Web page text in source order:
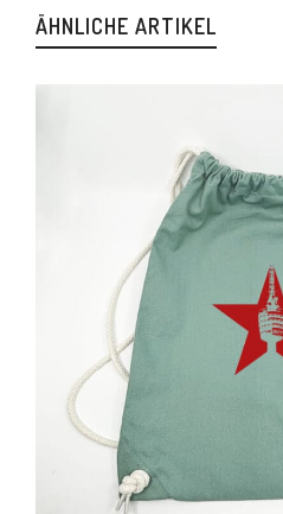
ÄHNLICHE ARTIKEL